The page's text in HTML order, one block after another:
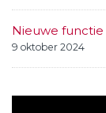
Nieuwe
9 oktober 2024